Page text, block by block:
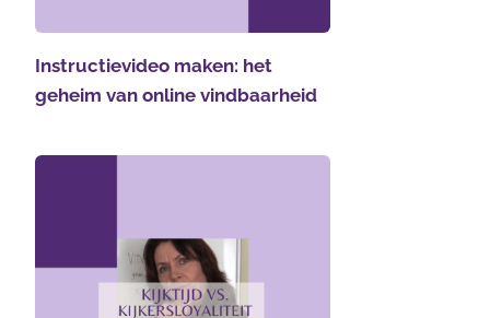
Instructievideo maken: het
geheim van online vindbaarheid